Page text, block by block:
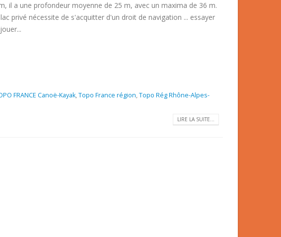
il a une profondeur moyenne de 25 m, avec un maxima de 36 m.
lac privé nécessite de s'acquitter d'un droit de navigation ... essayer
FRANCE Canoë-Kayak,Topo France région,Topo Rég Rhône-Alpes-
LIRE LA SUITE...